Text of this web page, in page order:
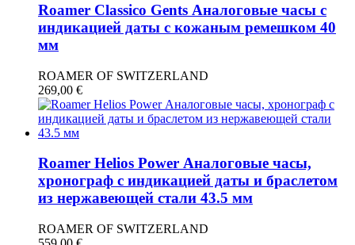
Roamer Classico Gents Аналоговые часы с
индикацией даты с кожаным ремешком 40
мм
ROAMER OF SWITZERLAND
269,00 €
Roamer Helios Power Аналоговые часы,
хронограф с индикацией даты и браслетом
из нержавеющей стали 43.5 мм
ROAMER OF SWITZERLAND